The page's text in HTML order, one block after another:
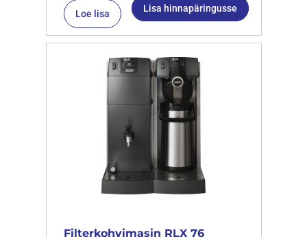
Loe lisa Lisa hinnapäringusse
Filterkohvimasin RLX 76